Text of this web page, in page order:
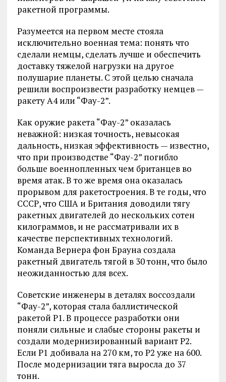
ракетной программы.
Разумеется на первом месте стояла
исключительно военная тема: понять что
сделали немцы, сделать лучше и обеспечить
доставку тяжелой нагрузки на другое
полушарие планеты. С этой целью сначала
решили воспроизвести разработку немцев —
ракету A4 или “Фау-2”.
Как оружие ракета “Фау-2” оказалась
неважной: низкая точность, невысокая
дальность, низкая эффективность — известно,
что при производстве “Фау-2” погибло
больше военнопленных чем британцев во
время атак. В то же время она оказалась
прорывом для ракетостроения. В те годы, что
СССР, что США и Британия доводили тягу
ракетных двигателей до нескольких сотен
килограммов, и не рассматривали их в
качестве перспективных технологий.
Команда Вернера фон Брауна создала
ракетный двигатель тягой в 30 тонн, что было
неожиданностью для всех.
Советские инженеры в деталях воссоздали
“Фау-2”, которая стала баллистической
ракетой Р1. В процессе разработки они
поняли сильные и слабые стороны ракеты и
создали модернизированный вариант Р2.
Если Р1 добивала на 270 км, то Р2 уже на 600.
После модернизации тяга выросла до 37
тонн.